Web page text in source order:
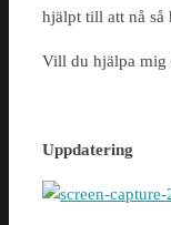
hjälpt till att nå så
Vill du hjälpa mig
Uppdatering